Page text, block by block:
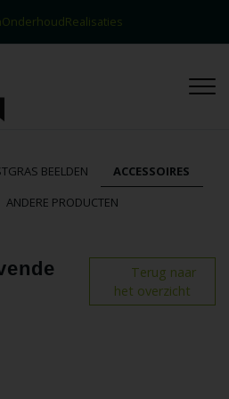
OnderhoudRealisaties
BEELDEN
ACCESSOIRES
ANDERE PRODUCTEN
Terug naar
het overzicht